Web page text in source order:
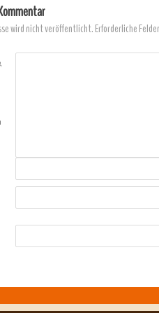
wird nicht veröffentlicht.Erforderliche